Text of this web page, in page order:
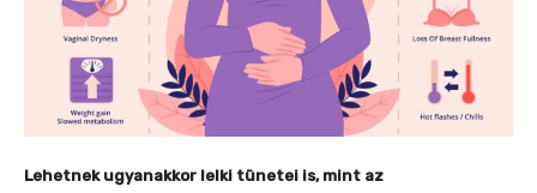
Lehetnek ugyanakkor lelki tünetei is, mint az